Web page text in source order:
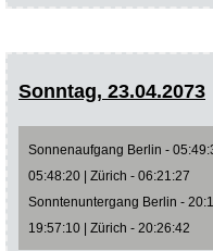
Sonntag, 23.04.2073
Sonnenaufgang Berlin -
05:48:20 | Zürich - 06:21:27
Sonntenuntergang Berlin -
19:57:10 | Zürich - 20:26:42